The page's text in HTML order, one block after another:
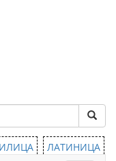
ЛАТИНИЦА